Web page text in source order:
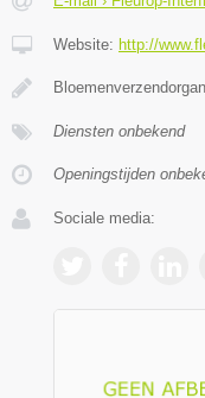
Website: http://
Diensten onbekend
Openingstijden
Sociale media: